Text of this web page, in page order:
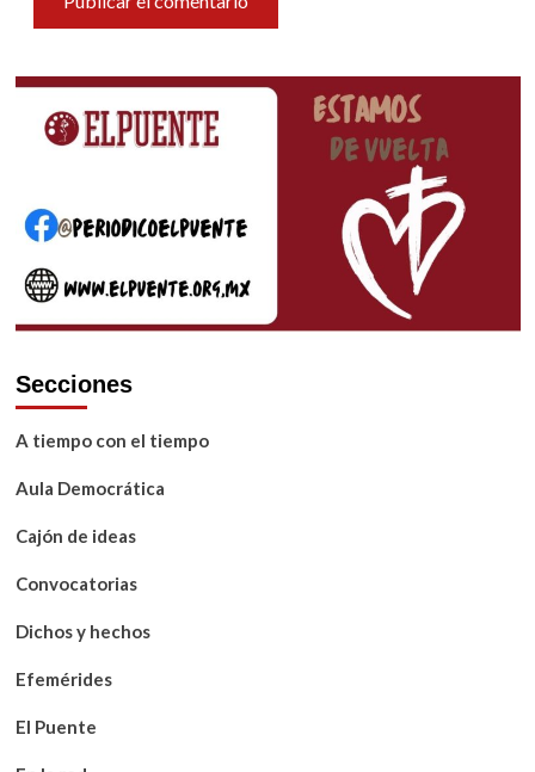
Secciones
A tiempo con el tiempo
Aula Democrática
Cajón de ideas
Convocatorias
Dichos y hechos
Efemérides
El Puente